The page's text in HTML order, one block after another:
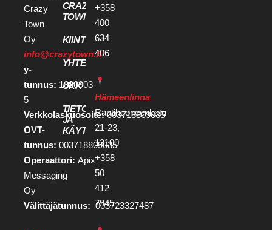
Crazy
Town
Oy
info@crazytown.fi
y-
tunnus: 1880903-
5
Verkkolaskuosoite:003718809035
OVT-
tunnus: 003718809035
Operaattori: Apix
Messaging
Oy
Välittäjätunnus: 003723327487
CRAZY
TOWN
KIINTEISTÖKEHITTÄJILLE
YHTEYSTIEDOT
UKK
TIETOSUOJA
JA
KÄYTTÖEHDOT
+358
400
634
406
Hämeenlinna
Raatihuoneenkatu
21-23,
13100
+358
50
412
7945